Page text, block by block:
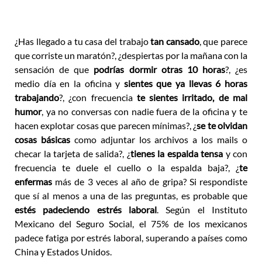
¿Has llegado a tu casa del trabajotan cansado, que parece
que corriste un maratón?, ¿despiertas por la mañana con la
sensación de que podrías dormir otras 10 horas?, ¿es
medio día en la oficina y sientes que ya llevas 6 horas
trabajando?, ¿con frecuencia te sientes irritado, de mal
humor, ya no conversas con nadie fuera de la oficina y te
hacen explotar cosas que parecen mínimas?, ¿se te olvidan
cosas básicascomo adjuntar los archivos a los mails o
checar la tarjeta de salida?, ¿tienes la espalda tensa y con
frecuencia te duele el cuello o la espalda baja?, ¿te
enfermas más de 3 veces al año de gripa? Si respondiste
que sí al menos a una de las preguntas, es probable que
estés padeciendo estrés laboral. Según el Instituto
Mexicano del Seguro Social, el 75% de los mexicanos
padece fatiga por estrés laboral, superando a países como
China y Estados Unidos.